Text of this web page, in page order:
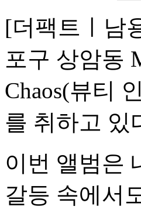
[더팩트ㅣ남
포구 상암동
Chaos(뷰티
를 취하고 있
이번 앨범은
갈등 속에서